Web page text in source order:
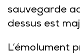
sauvegarde
dessus est
L’émolument